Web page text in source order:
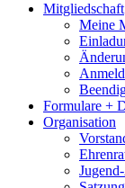
Mitgliedschaft
Meine
Formulare +
Organisation